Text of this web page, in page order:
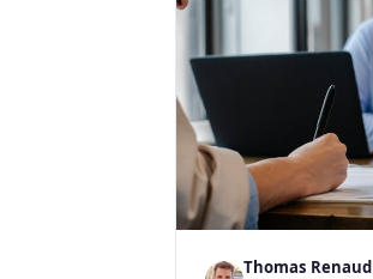
Thomas Renaud